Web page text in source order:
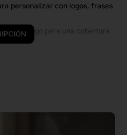
personalizar con logos, frases
de largo para una cobertura